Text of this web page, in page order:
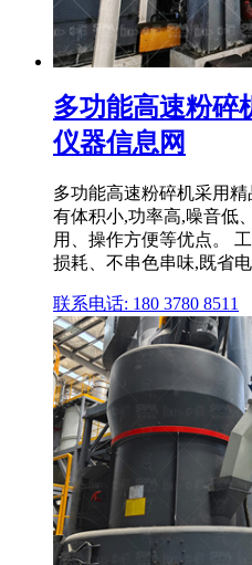
多功能高速粉碎
仪器信息网
多功能高速粉碎机采用
有体积小,功率高,噪音低
用、操作方便等优点。
损耗、不串色串味,既省
联系电话: 180 3780 8511